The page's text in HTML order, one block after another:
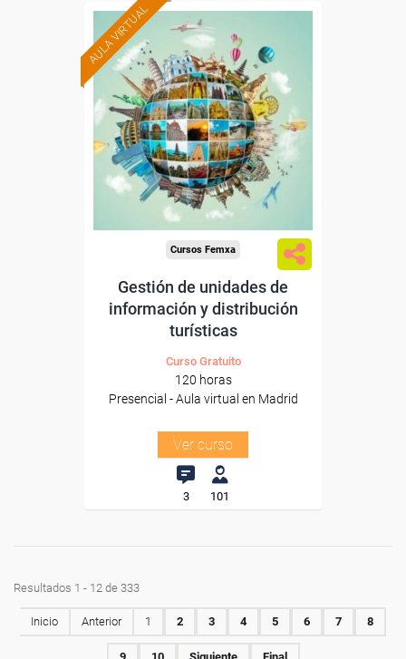
AULA VIRTUAL Formación 100%
subvencionada.
Para desempleados,
trabajadores y autónomos.
Para todos los sectores.
Cursos Femxa
Gestión de unidades de
información y distribución
turísticas
Curso Gratuito
120 horas
Presencial - Aula virtual en Madrid
Ver curso
3 101
Resultados 1 - 12 de 333
Inicio Anterior 1 2 3 4 5 6 7 8